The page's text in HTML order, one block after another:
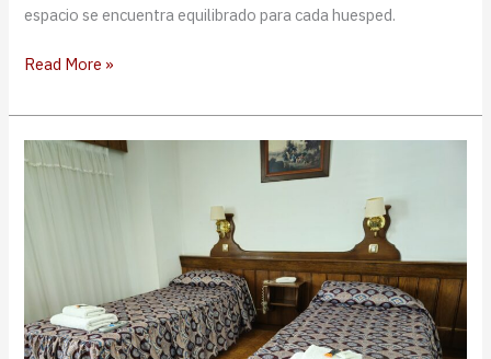
espacio se encuentra equilibrado para cada huesped.
Habitación
|
Camas
separadas
Read More »